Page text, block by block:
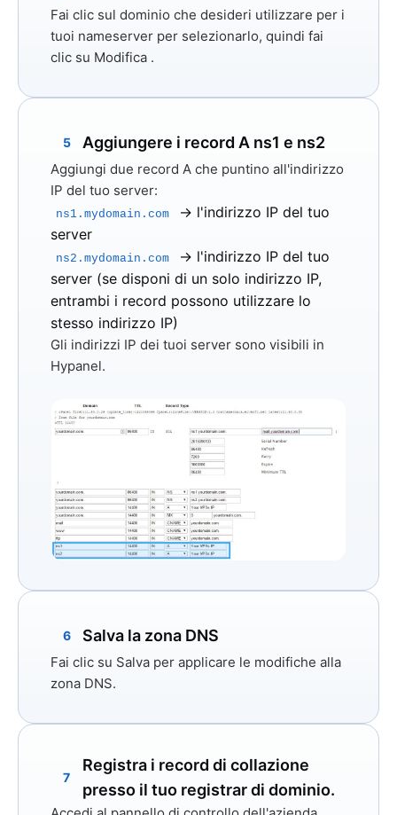
Fai clic sul dominio che desideri utilizzare per i
tuoi nameserver per selezionarlo, quindi fai
clic su Modifica .
5 Aggiungere i record A ns1 e ns2
Aggiungi due record A che puntino all'indirizzo
IP del tuo server:
ns1.mydomain.com
→ l'indirizzo IP del tuo
server
ns2.mydomain.com
→ l'indirizzo IP del tuo
server (se disponi di un solo indirizzo IP,
entrambi i record possono utilizzare lo
stesso indirizzo IP)
Gli indirizzi IP dei tuoi server sono visibili in
Hypanel.
6 Salva la zona DNS
Fai clic su Salva per applicare le modifiche alla
zona DNS.
7
Registra i record di collazione
presso il tuo registrar di dominio.